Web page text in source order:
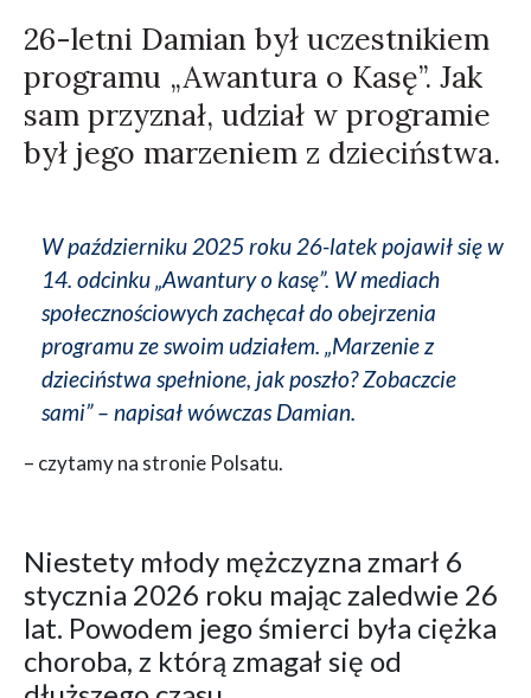
26-letni Damian był uczestnikiem
programu „Awantura o Kasę”. Jak
sam przyznał, udział w programie
był jego marzeniem z dzieciństwa.
W październiku 2025 roku 26-latek pojawił się w
14. odcinku „Awantury o kasę”. W mediach
społecznościowych zachęcał do obejrzenia
programu ze swoim udziałem. „Marzenie z
dzieciństwa spełnione, jak poszło? Zobaczcie
sami” – napisał wówczas Damian.
– czytamy na stronie Polsatu.
Niestety młody mężczyzna zmarł 6
stycznia 2026 roku mając zaledwie 26
lat. Powodem jego śmierci była ciężka
choroba, z którą zmagał się od